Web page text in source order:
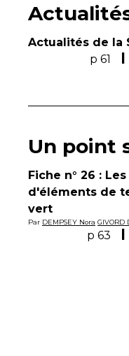
Actualités de la
p 61
Un point
Fiche n° 26 :
d'éléments de
vert
Par DEMPSEY Nora GIVORD
p 63